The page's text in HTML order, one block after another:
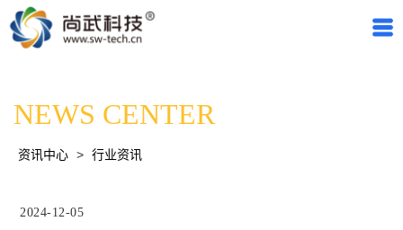
NEWS CENTER
资讯中心 > 行业资讯
2024-12-05